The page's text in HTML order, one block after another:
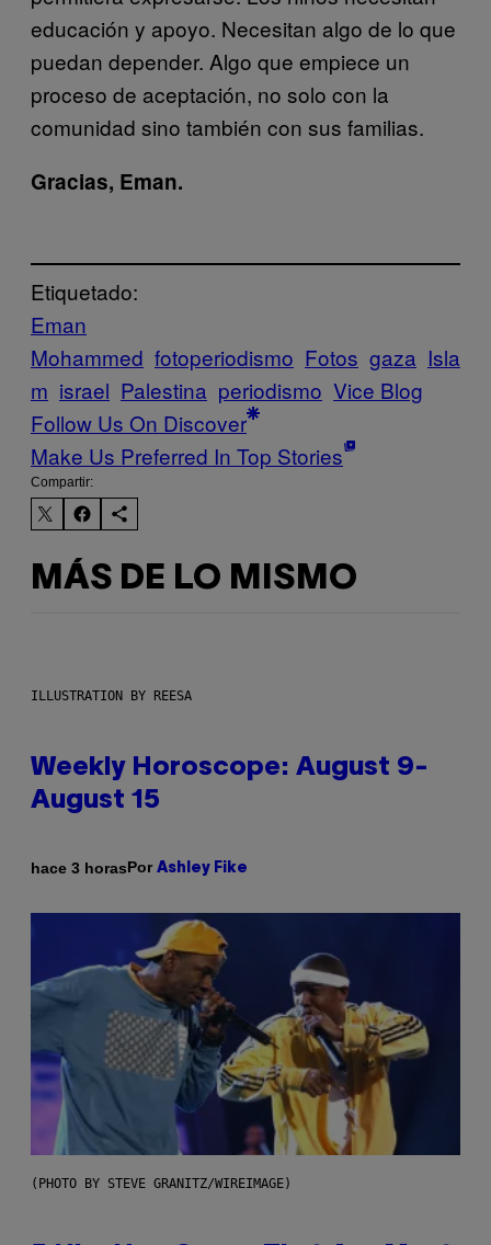
educación y apoyo. Necesitan algo de lo que
puedan depender. Algo que empiece un
proceso de aceptación, no solo con la
comunidad sino también con sus familias.
Gracias, Eman.
Etiquetado:
Eman
Mohammed fotoperiodismo Fotos gaza Isla
m israel Palestina periodismo Vice Blog
Follow Us On Discover
Make Us Preferred In Top Stories
Compartir:
MÁS DE LO MISMO
ILLUSTRATION BY REESA
Weekly Horoscope: August 9-
August 15
hace 3 horasPor Ashley Fike
(PHOTO BY STEVE GRANITZ/WIREIMAGE)